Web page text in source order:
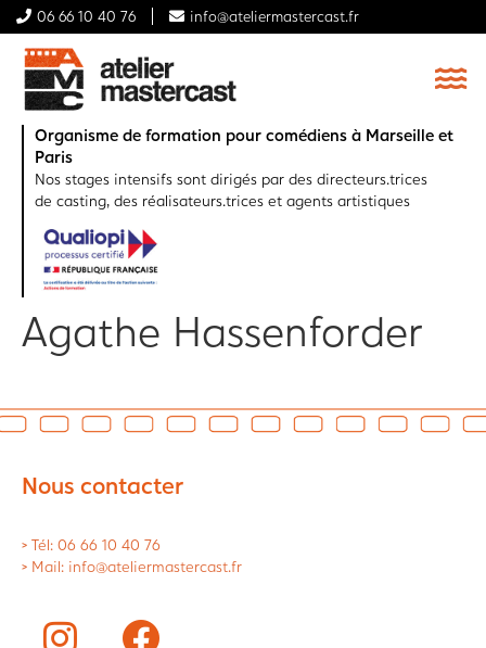
06 66 10 40 76 info@ateliermastercast.fr
Organisme de formation pour comédiens à Marseille et
Paris
Nos stages intensifs sont dirigés par des directeurs.trices
de casting, des réalisateurs.trices et agents artistiques
Agathe Hassenforder
Nous contacter
> Tél: 06 66 10 40 76
> Mail: info@ateliermastercast.fr